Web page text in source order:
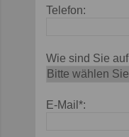
Telefon:
Wie sind Sie
E-Mail*: